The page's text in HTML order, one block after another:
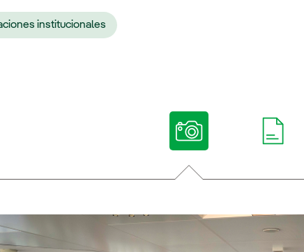
para Nuestras voces
para Multimedia
para Redes sociales
institucionales